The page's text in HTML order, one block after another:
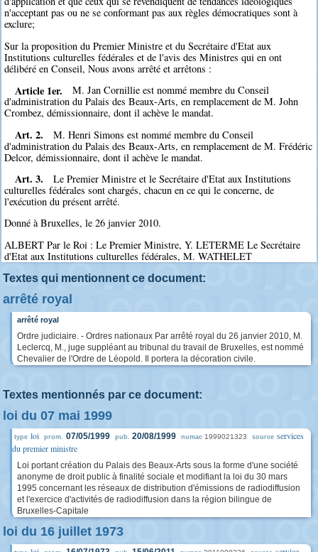
n'acceptant pas ou ne se conformant pas aux règles démocratiques sont à
exclure;
Sur la proposition du Premier Ministre et du Secrétaire d'Etat aux
Institutions culturelles fédérales et de l'avis des Ministres qui en ont
délibéré en Conseil, Nous avons arrêté et arrêtons :
Article 1er.
M. Jan Cornillie est nommé membre du Conseil
d'administration du Palais des Beaux-Arts, en remplacement de M. John
Crombez, démissionnaire, dont il achève le mandat.
Art. 2.
M. Henri Simons est nommé membre du Conseil
d'administration du Palais des Beaux-Arts, en remplacement de M. Frédéric
Delcor, démissionnaire, dont il achève le mandat.
Art. 3.
Le Premier Ministre et le Secrétaire d'Etat aux Institutions
culturelles fédérales sont chargés, chacun en ce qui le concerne, de
l'exécution du présent arrêté.
Donné à Bruxelles, le 26 janvier 2010.
ALBERT Par le Roi : Le Premier Ministre, Y. LETERME Le Secrétaire
d'Etat aux Institutions culturelles fédérales, M. WATHELET
Textes qui mentionnent ce document:
arrêté royal
arrêté royal
Ordre judiciaire. - Ordres nationaux Par arrêté royal du 26 janvier 2010, M.
Leclercq, M., juge suppléant au tribunal du travail de Bruxelles, est nommé
Chevalier de l'Ordre de Léopold. Il portera la décoration civile.
Textes mentionnés par ce document:
loi du 07 mai 1999
type loi prom. 07/05/1999 pub. 20/08/1999 numac 1999021323 source services
du premier ministre
Loi portant création du Palais des Beaux-Arts sous la forme d'une société
anonyme de droit public à finalité sociale et modifiant la loi du 30 mars
1995 concernant les réseaux de distribution d'émissions de radiodiffusion
et l'exercice d'activités de radiodiffusion dans la région bilingue de
Bruxelles-Capitale
loi du 16 juillet 1973